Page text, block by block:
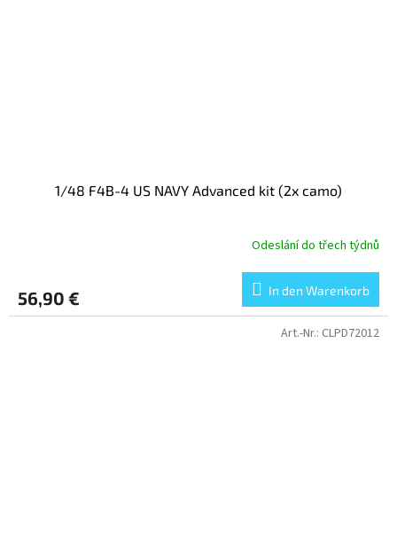
1/48 F4B-4 US NAVY Advanced kit (2x camo)
Odeslání do třech týdnů
56,90 € In den Warenkorb
Art.-Nr.: CLPD72012